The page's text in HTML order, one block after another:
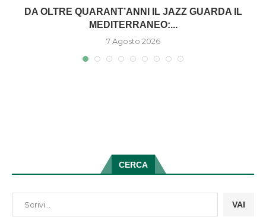
DA OLTRE QUARANT’ANNI IL JAZZ GUARDA IL
MEDITERRANEO:...
7 Agosto 2026
CERCA
VAI